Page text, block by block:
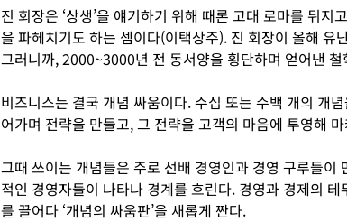
진 회장은 ‘상생’을 얘기하기 위해 때론 고대 로마를 뒤지
을 파헤치기도 하는 셈이다(이택상주). 진 회장이 올해 유
그러니까, 2000~3000년 전 동서양을 횡단하며 얻어낸 철
비즈니스는 결국 개념 싸움이다. 수십 또는 수백 개의 개
어가며 전략을 만들고, 그 전략을 고객의 마음에 투영해
그때 쓰이는 개념들은 주로 선배 경영인과 경영 구루들이
적인 경영자들이 나타나 경계를 흐린다. 경영과 경제의
를 끌어다 ‘개념의 싸움판’을 새롭게 짠다.